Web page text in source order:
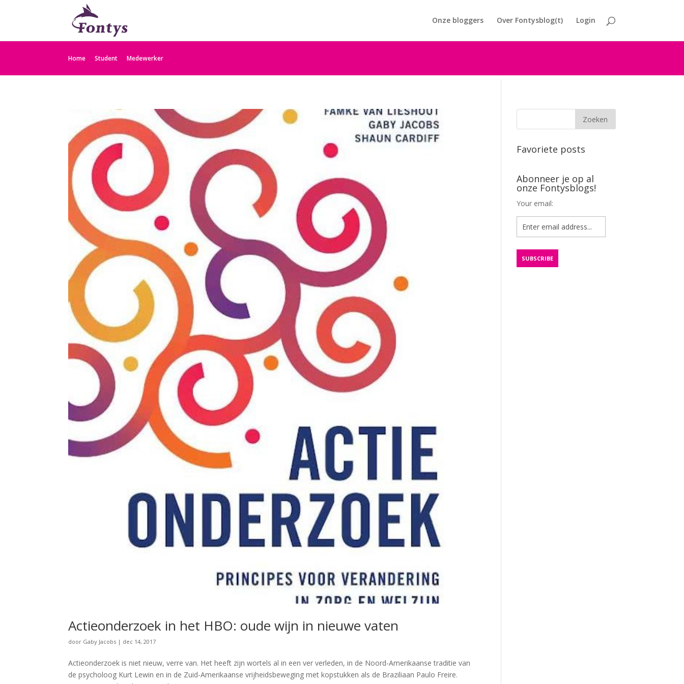
Home Student Medewerker
Onze bloggers Over Fontysblog(t) Login
Actieonderzoek in het HBO: oude wijn in nieuwe vaten
door Gaby Jacobs | dec 14, 2017
Actieonderzoek is niet nieuw, verre van. Het heeft zijn wortels al in een ver verleden, in de Noord-Amerikaanse traditie van
de psycholoog Kurt Lewin en in de Zuid-Amerikaanse vrijheidsbeweging met kopstukken als de Braziliaan Paulo Freire.
Favoriete posts
Abonneer je op al
onze Fontysblogs!
Your email: